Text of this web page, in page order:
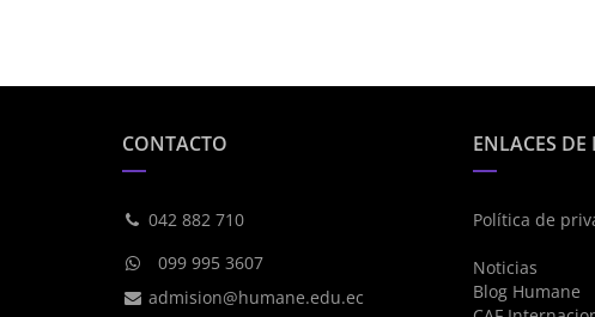
CONTACTO
042 882 710
099 995 3607
admision@humane.edu.ec
ENLACES DE
Política de
Noticias
Blog Humane